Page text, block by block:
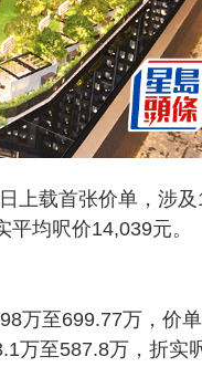
上载首张价单，涉及
均呎价14,039元。
万至699.77万，价
万至587.8万，折实